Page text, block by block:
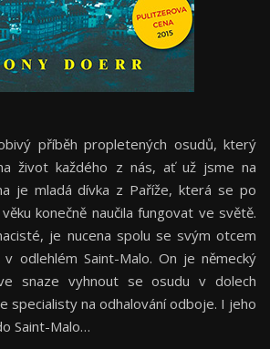
příběh propletených osudů, který
život každého z nás, ať už jsme na
je mladá dívka z Paříže, která se po
konečně naučila fungovat ve světě.
je nucena spolu se svým otcem
odlehlém Saint-Malo. On je německý
snaze vyhnout se osudu v dolech
specialisty na odhalování odboje. I jeho
Saint-Malo…